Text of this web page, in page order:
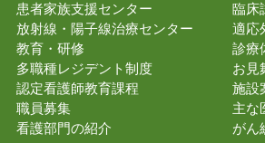
患者家族支援センター
放射線・陽子線治療センター
教育・研修
多職種レジデント制度
認定看護師教育課程
職員募集
看護部門の紹介
臨床
適応
診療
お見
施設
主な
がん